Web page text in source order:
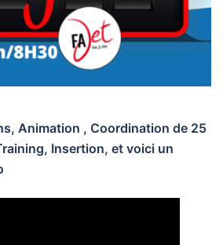
Animation , Coordination de 25
Insertion, et voici un